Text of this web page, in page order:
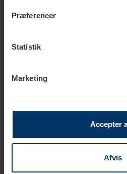
Præferencer
Statistik
Marketing
Accepter
Afvis